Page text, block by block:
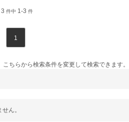
3 件中 1-3 件
1
こちらから検索条件を変更して検索できます。
ん。